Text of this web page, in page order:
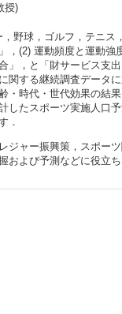
授)
野球，ゴルフ，テニス
，(2) 運動頻度と運動
」，と「財サービス支
関する継続調査データ
・時代・世代効果の結
したスポーツ実施人口
．
ジャー振興策，スポー
および予測などに役立ち